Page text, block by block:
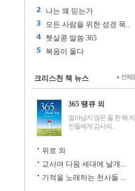
나는 왜 믿는가
모든 사람을 위한 성경 묵..
햇살콩 말씀 365
복음이 울다
크리스천 책 뉴스
365 땡큐 외
얼마남지 않은 올 한 해 지
인들에게 감사의..
위로 외
교사여 다음 세대에 날개...
기적을 노래하는 천사들 ...